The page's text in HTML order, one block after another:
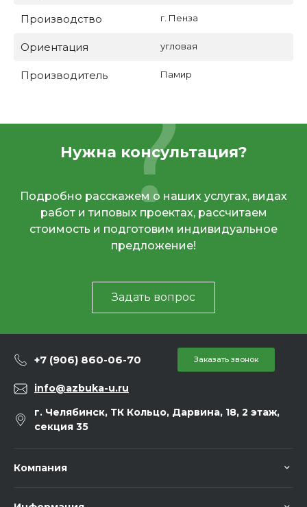
Производство г. Пенза
Ориентация угловая
Производитель Памир
Нужна консультация?
Подробно расскажем о наших услугах, видах
работ и типовых проектах, рассчитаем
стоимость и подготовим индивидуальное
предложение!
Задать вопрос
+7 (906) 860-06-70 Заказать звонок
info@azbuka-u.ru
г. Челябинск, ТК Кольцо, Дарвина, 18, 2 этаж,
секция 35
Компания